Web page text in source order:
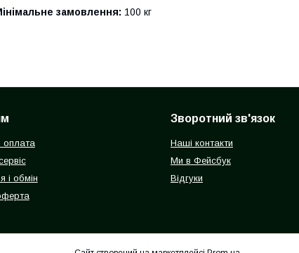
замовлення: 100 кг
оплата
і обмін
Зворотний зв'язок
Наші контакти
Ми в Фейсбук
Відгуки